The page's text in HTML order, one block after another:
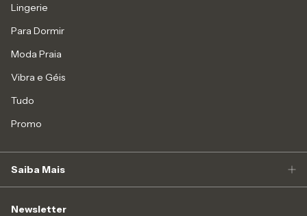
Lingerie
Para Dormir
Moda Praia
Vibra e Géis
Tudo
Promo
Saiba Mais
Newsletter